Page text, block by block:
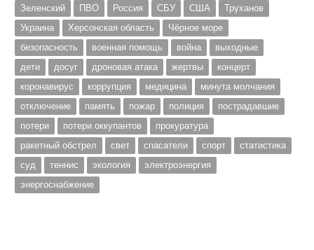
Зеленский
ПВО Россия СБУ США
Труханов
Украина
Херсонская область
Чёрное море
безопасность
военная помощь война
выходные
дети
досуг дроновая атака жертвы
концерт
коронавирус
коррупция медицина
минута молчания
отключение
память пожар полиция
пострадавшие
потери
потери оккупантов
прокуратура
ракетный обстрел
свет спасатели спорт
статистика
суд
теннис экология
электроэнергия
энергоснабжение